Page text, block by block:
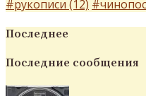
#рукописи (12)
Последнее
Последние сообщения